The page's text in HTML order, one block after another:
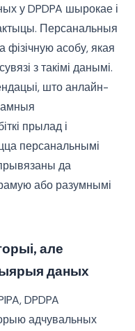
у DPDPA шырокае і
Персанальныя
асобу, якая
з такімі данымі.
што анлайн-
прылад і
персанальнымі
да
або разумнымі
але
даных
DPDPA
адчувальных